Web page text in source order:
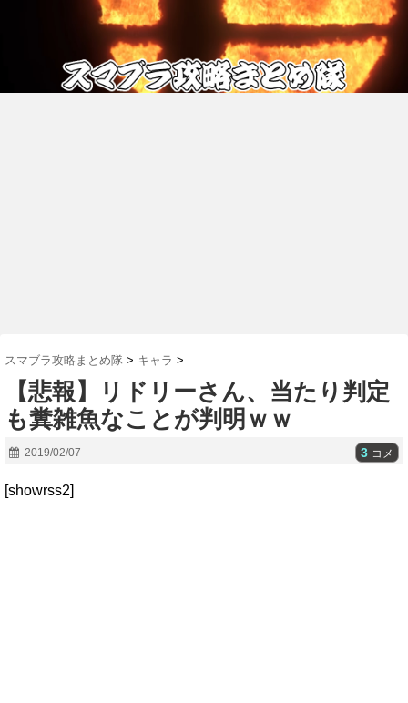
スマブラ攻略まとめ隊 > キャラ >
【悲報】リドリーさん、当たり判定
も糞雑魚なことが判明ｗｗ
2019/02/07 3 コメ
[showrss2]